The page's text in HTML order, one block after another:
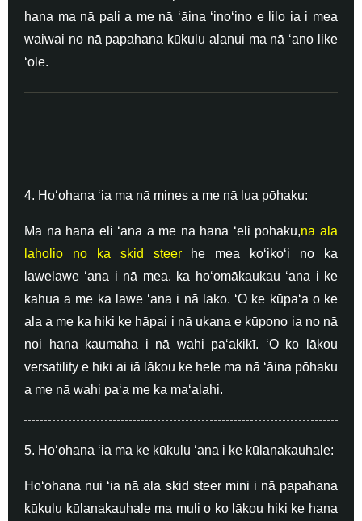
hana ma nā pali a me nā ʻāina ʻinoʻino e lilo ia i mea
waiwai no nā papahana kūkulu alanui ma nā ʻano like
ʻole.
4. Hoʻohana ʻia ma nā mines a me nā lua pōhaku:
Ma nā hana eli ʻana a me nā hana ʻeli pōhaku,nā ala
laholio no ka skid steer
he mea koʻikoʻi no ka
lawelawe ʻana i nā mea, ka hoʻomākaukau ʻana i ke
kahua a me ka lawe ʻana i nā lako. ʻO ke kūpaʻa o ke
ala a me ka hiki ke hāpai i nā ukana e kūpono ia no nā
noi hana kaumaha i nā wahi paʻakikī. ʻO ko lākou
versatility e hiki ai iā lākou ke hele ma nā ʻāina pōhaku
a me nā wahi paʻa me ka maʻalahi.
5. Hoʻohana ʻia ma ke kūkulu ʻana i ke kūlanakauhale:
Hoʻohana nui ʻia nā ala skid steer mini i nā papahana
kūkulu kūlanakauhale ma muli o ko lākou hiki ke hana